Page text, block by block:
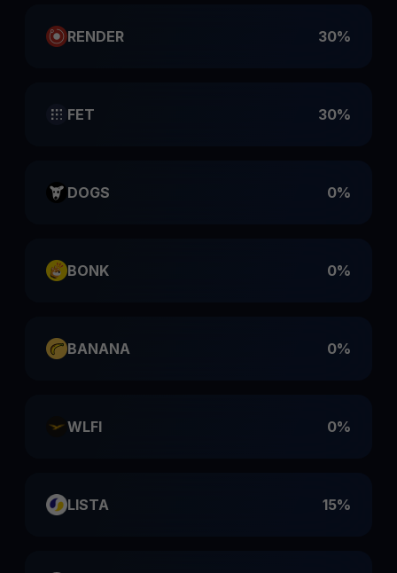
RENDER 30%
FET 30%
DOGS 0%
BONK 0%
BANANA 0%
WLFI 0%
LISTA 15%